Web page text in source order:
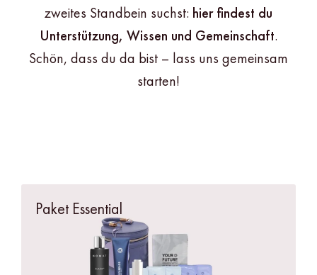
zweites Standbein suchst: hier findest du
Unterstützung, Wissen und Gemeinschaft.
Schön, dass du da bist – lass uns gemeinsam
starten!
Paket Essential